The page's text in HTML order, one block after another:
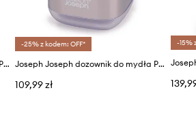
Joseph Joseph dozownik do mydła Presto™
-25% z kodem: OFF*
Joseph Joseph dozownik do mydła Presto™
109,99 zł
-15%